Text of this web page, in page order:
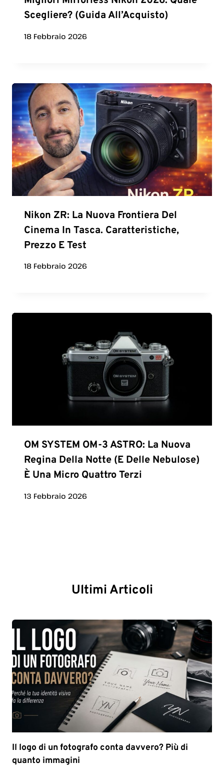
Scegliere? (Guida All’Acquisto)
18 Febbraio 2026
Nikon ZR: La Nuova Frontiera Del
Cinema In Tasca. Caratteristiche,
Prezzo E Test
18 Febbraio 2026
OM SYSTEM OM-3 ASTRO: La Nuova
Regina Della Notte (e Delle Nebulose)
È Una Micro Quattro Terzi
13 Febbraio 2026
Ultimi Articoli
Il logo di un fotografo conta davvero? Più di
quanto immagini